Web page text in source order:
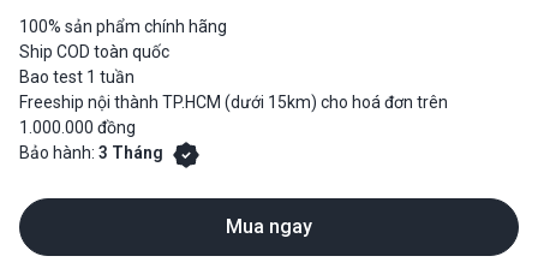
100% sản phẩm chính hãng
Ship COD toàn quốc
Bao test 1 tuần
Freeship nội thành TP.HCM (dưới 15km) cho hoá đơn trên
1.000.000 đồng
Bảo hành: 3 Tháng
Mua ngay